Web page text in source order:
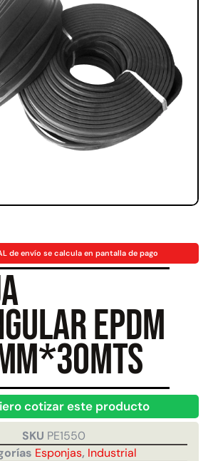
de envío se calcula en pantalla de pago
EPDM
cotizar este producto
SKU PE1550
Esponjas, Industrial
Juego Modular 35
QplayGround
$5.926.486
Leer más
40
Juego Modular 25
QplayGround
$9.558.557
$4.790.000
Agregar al carrito